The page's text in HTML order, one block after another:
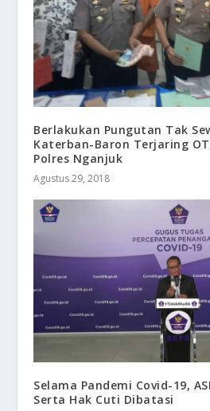
Berlakukan Pungutan Tak
Katerban-Baron Terjaring
Polres Nganjuk
Agustus 29, 2018
Selama Pandemi Covid-19,
Serta Hak Cuti Dibatasi